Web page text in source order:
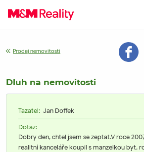
Prodej nemovitosti
Dluh na nemovitosti
Tazatel: Jan Doffek
Dotaz:
Dobry den, chtel jsem se zeptat.V roce
realitní kanceláře koupil s manzelkou byt,